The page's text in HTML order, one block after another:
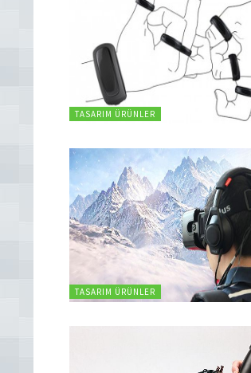
TASARIM ÜRÜNLER
TASARIM ÜRÜNLER